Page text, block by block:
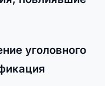
уголовного